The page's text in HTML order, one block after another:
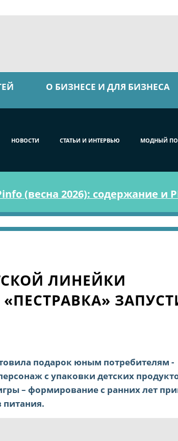
О БИЗНЕСЕ И ДЛЯ БИЗНЕСА
НОВОСТИ СТАТЬИ И ИНТЕРВЬЮ МОДНЫЙ
(весна 2026): содержание и
ЛИНЕЙКИ
подарок юным потребителям -
с упаковки детских
– формирование с ранних лет
питания.